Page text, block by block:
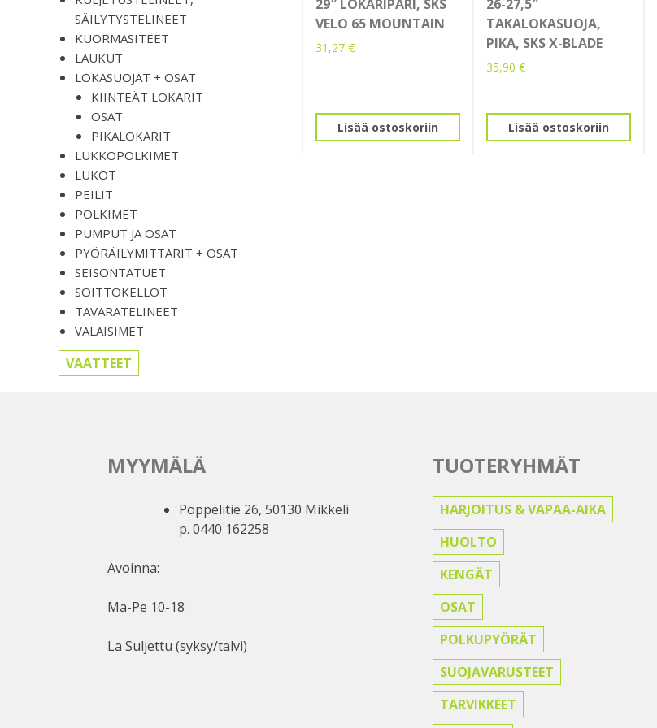
SÄILYTYSTELINEET
KUORMASITEET
LAUKUT
LOKASUOJAT + OSAT
KIINTEÄT LOKARIT
OSAT
PIKALOKARIT
LUKKOPOLKIMET
LUKOT
PEILIT
POLKIMET
PUMPUT JA OSAT
PYÖRÄILYMITTARIT + OSAT
SEISONTATUET
SOITTOKELLOT
TAVARATELINEET
VALAISIMET
VAATTEET
29″ LOKARIPARI, SKS
VELO 65 MOUNTAIN
31,27 €
Lisää ostoskoriin
26-27,5″
TAKALOKASUOJA,
PIKA, SKS X-BLADE
35,90 €
Lisää ostoskoriin
MYYMÄLÄ
Poppelitie 26, 50130 Mikkeli
p. 0440 162258
Avoinna:
Ma-Pe 10-18
La Suljettu (syksy/talvi)
TUOTERYHMÄT
HARJOITUS & VAPAA-AIKA
HUOLTO
KENGÄT
OSAT
POLKUPYÖRÄT
SUOJAVARUSTEET
TARVIKKEET